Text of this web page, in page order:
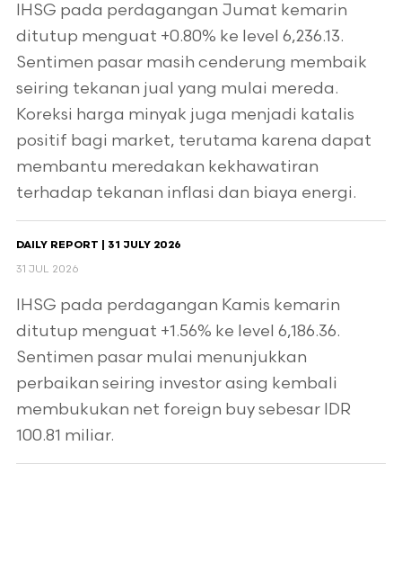
IHSG pada perdagangan Jumat kemarin
ditutup menguat +0.80% ke level 6,236.13.
Sentimen pasar masih cenderung membaik
seiring tekanan jual yang mulai mereda.
Koreksi harga minyak juga menjadi katalis
positif bagi market, terutama karena dapat
membantu meredakan kekhawatiran
terhadap tekanan inflasi dan biaya energi.
DAILY REPORT | 31 JULY 2026
31 JUL 2026
IHSG pada perdagangan Kamis kemarin
ditutup menguat +1.56% ke level 6,186.36.
Sentimen pasar mulai menunjukkan
perbaikan seiring investor asing kembali
membukukan net foreign buy sebesar IDR
100.81 miliar.